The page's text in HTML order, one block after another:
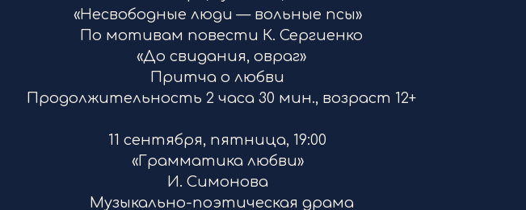
«Несвободные люди — вольные псы»
По мотивам повести К. Сергиенко
«До свидания, овраг»
Притча о любви
Продолжительность 2 часа 30 мин., возраст 12+
11 сентября, пятница, 19:00
«Грамматика любви»
И. Симонова
Музыкально-поэтическая драма